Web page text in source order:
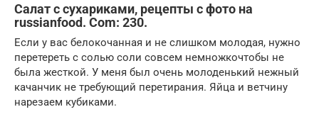
Салат с сухариками, рецепты с фото на
russianfood. Com: 230.
Если у вас белокочанная и не слишком молодая, нужно
перетереть с солью соли совсем немножкочтобы не
была жесткой. У меня был очень молоденький нежный
качанчик не требующий перетирания. Яйца и ветчину
нарезаем кубиками.